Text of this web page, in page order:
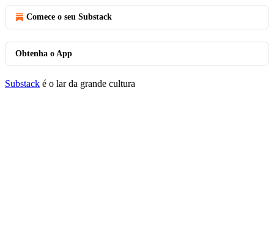
Comece o seu Substack
Obtenha o App
Substack é o lar da grande cultura